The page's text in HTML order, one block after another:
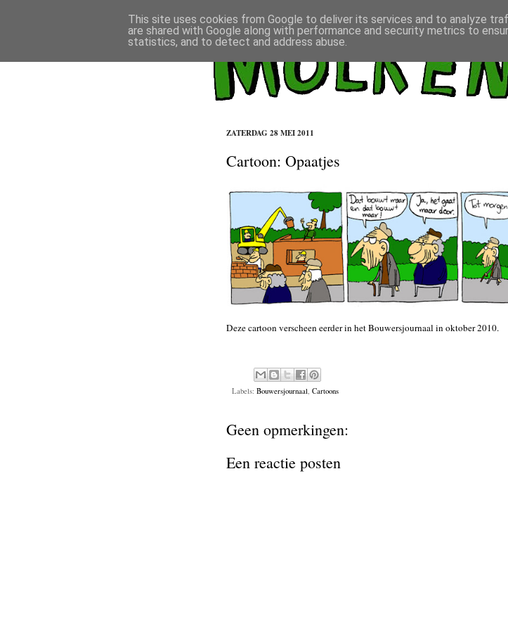
ZATERDAG 28 MEI 2011
Cartoon: Opaatjes
Deze cartoon verscheen eerder in hetBouwersjournaal in oktober 2010.
Labels: Bouwersjournaal, Cartoons
Geen opmerkingen:
Een reactie posten
This site uses cookies from Google to deliver its services and to analyze
are shared with Google along with performance and security metrics to
statistics, and to detect and address abuse.